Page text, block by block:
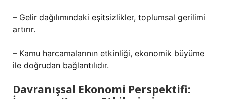
– Gelir dağılımındaki eşitsizlikler, toplumsal gerilimi
artırır.
– Kamu harcamalarının etkinliği, ekonomik büyüme
ile doğrudan bağlantılıdır.
Davranışsal Ekonomi Perspektifi: